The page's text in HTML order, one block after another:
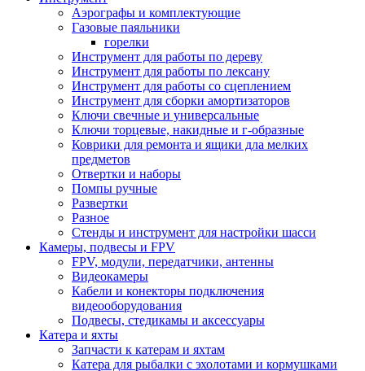
Аэрографы и комплектующие
Газовые паяльники
горелки
Инструмент для работы по дереву
Инструмент для работы по лексану
Инструмент для работы со сцеплением
Инструмент для сборки амортизаторов
Ключи свечные и универсальные
Ключи торцевые, накидные и г-образные
Коврики для ремонта и ящики дла мелких
предметов
Отвертки и наборы
Помпы ручные
Развертки
Разное
Стенды и инструмент для настройки шасси
Камеры, подвесы и FPV
FPV, модули, передатчики, антенны
Видеокамеры
Кабели и конекторы подключения
видеооборудования
Подвесы, стедикамы и аксессуары
Катера и яхты
Запчасти к катерам и яхтам
Катера для рыбалки с эхолотами и кормушками